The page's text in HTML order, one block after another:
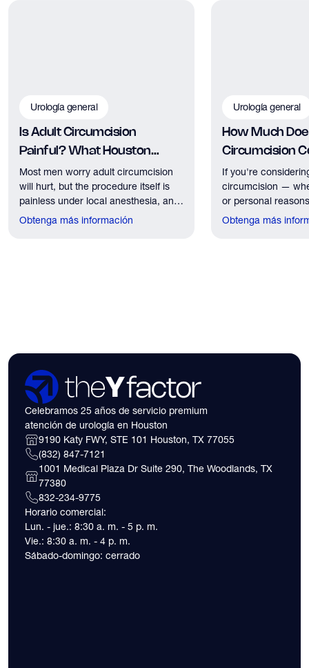
Urología general
Is Adult Circumcision
Painful? What Houston
Patients Should Expect
Most men worry adult circumcision
will hurt, but the procedure itself is
painless under local anesthesia, and
recovery discomfort is mild and short
Obtenga más información
Urología general
How Much
Circumcision
Houston?
If you're
circumcision —
or personal
the first practical
Obtenga más
Celebramos 25 años de servicio premium
atención de urología en Houston
9190 Katy FWY, STE 101 Houston, TX 77055
(832) 847-7121
1001 Medical Plaza Dr Suite 290, The Woodlands, TX
77380
832-234-9775
Horario comercial:
Lun. - jue.: 8:30 a. m. - 5 p. m.
Vie.: 8:30 a. m. - 4 p. m.
Sábado-domingo: cerrado